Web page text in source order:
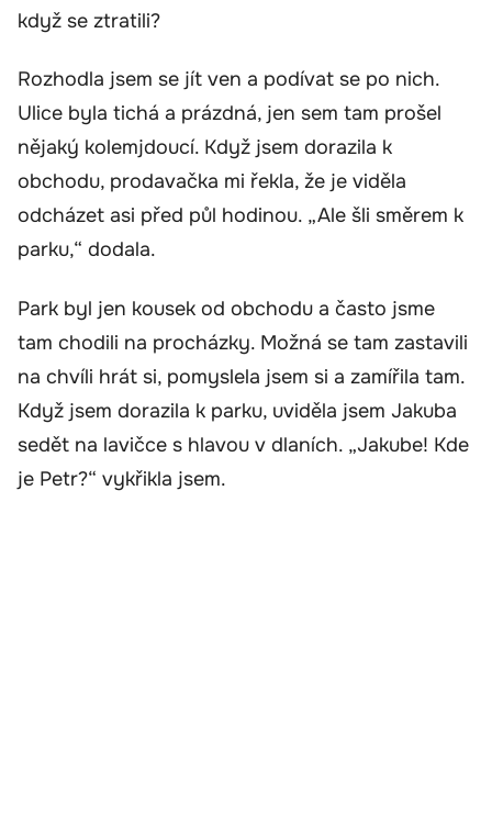
když se ztratili?
Rozhodla jsem se jít ven a podívat se po nich.
Ulice byla tichá a prázdná, jen sem tam prošel
nějaký kolemjdoucí. Když jsem dorazila k
obchodu, prodavačka mi řekla, že je viděla
odcházet asi před půl hodinou. „Ale šli směrem k
parku,“ dodala.
Park byl jen kousek od obchodu a často jsme
tam chodili na procházky. Možná se tam zastavili
na chvíli hrát si, pomyslela jsem si a zamířila tam.
Když jsem dorazila k parku, uviděla jsem Jakuba
sedět na lavičce s hlavou v dlaních. „Jakube! Kde
je Petr?“ vykřikla jsem.